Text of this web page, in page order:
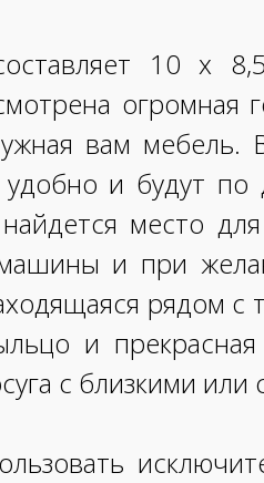
10 x
огромная
вам мебель.
и будут по
место
машины и при
рядом с
и прекрасная
с близкими или